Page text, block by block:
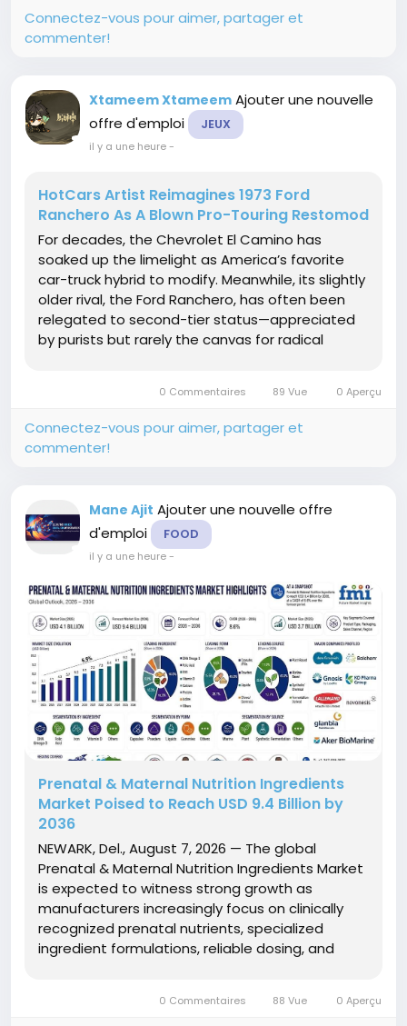
Connectez-vous pour aimer, partager et
commenter!
Xtameem Xtameem Ajouter une nouvelle
offre d'emploi
JEUX
il y a une heure-
HotCars Artist Reimagines 1973 Ford
Ranchero As A Blown Pro-Touring Restomod
For decades, the Chevrolet El Camino has
soaked up the limelight as America’s favorite
car-truck hybrid to modify. Meanwhile, its slightly
older rival, the Ford Ranchero, has often been
relegated to second-tier status—appreciated
by purists but rarely the canvas for radical
0 Commentaires 89 Vue 0 Aperçu
Connectez-vous pour aimer, partager et
commenter!
Mane Ajit Ajouter une nouvelle offre
d'emploi
FOOD
il y a une heure-
Prenatal & Maternal Nutrition Ingredients
Market Poised to Reach USD 9.4 Billion by
2036
NEWARK, Del., August 7, 2026 — The global
Prenatal & Maternal Nutrition Ingredients Market
is expected to witness strong growth as
manufacturers increasingly focus on clinically
recognized prenatal nutrients, specialized
ingredient formulations, reliable dosing, and
(FMI), the market is projected...
0 Commentaires 88 Vue 0 Aperçu